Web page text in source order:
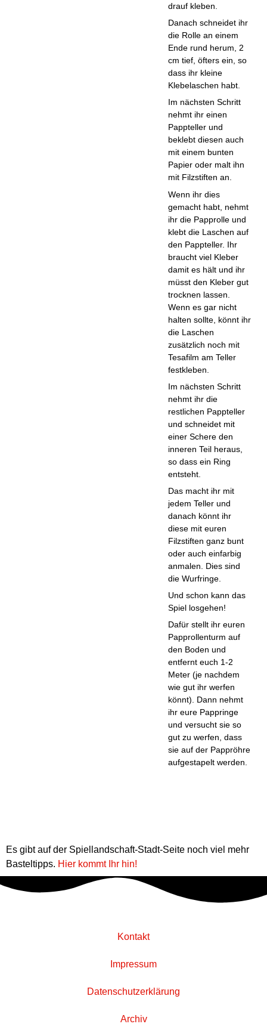
drauf kleben.
Danach schneidet ihr
die Rolle an einem
Ende rund herum, 2
cm tief, öfters ein, so
dass ihr kleine
Klebelaschen habt.
Im nächsten Schritt
nehmt ihr einen
Pappteller und
beklebt diesen auch
mit einem bunten
Papier oder malt ihn
mit Filzstiften an.
Wenn ihr dies
gemacht habt, nehmt
ihr die Papprolle und
klebt die Laschen auf
den Pappteller. Ihr
braucht viel Kleber
damit es hält und ihr
müsst den Kleber gut
trocknen lassen.
Wenn es gar nicht
halten sollte, könnt ihr
die Laschen
zusätzlich noch mit
Tesafilm am Teller
festkleben.
Im nächsten Schritt
nehmt ihr die
restlichen Pappteller
und schneidet mit
einer Schere den
inneren Teil heraus,
so dass ein Ring
entsteht.
Das macht ihr mit
jedem Teller und
danach könnt ihr
diese mit euren
Filzstiften ganz bunt
oder auch einfarbig
anmalen. Dies sind
die Wurfringe.
Und schon kann das
Spiel losgehen!
Dafür stellt ihr euren
Papprollenturm auf
den Boden und
entfernt euch 1-2
Meter (je nachdem
wie gut ihr werfen
könnt). Dann nehmt
ihr eure Pappringe
und versucht sie so
gut zu werfen, dass
sie auf der Pappröhre
aufgestapelt werden.
Es gibt auf der Spiellandschaft-Stadt-Seite noch viel mehr
Basteltipps. Hier kommt Ihr hin!
Kontakt
Impressum
Datenschutzerklärung
Archiv